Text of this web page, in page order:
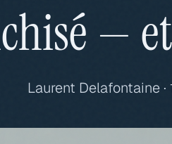
—
Laurent Delafontaine